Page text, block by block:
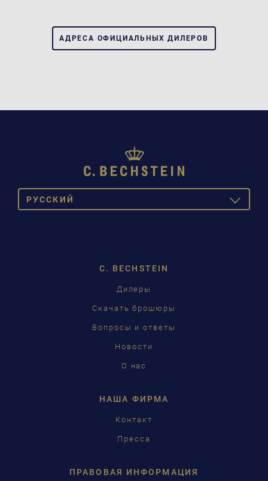
АДРЕСА ОФИЦИАЛЬНЫХ ДИЛЕРОВ
PУССКИЙ
TOGGLE
C. BECHSTEIN
Дилеры
Скачать брошюры
Вопросы и ответы
Новости
О нас
НАША ФИРМА
Контакт
Пресса
ПРАВОВАЯ ИНФОРМАЦИЯ